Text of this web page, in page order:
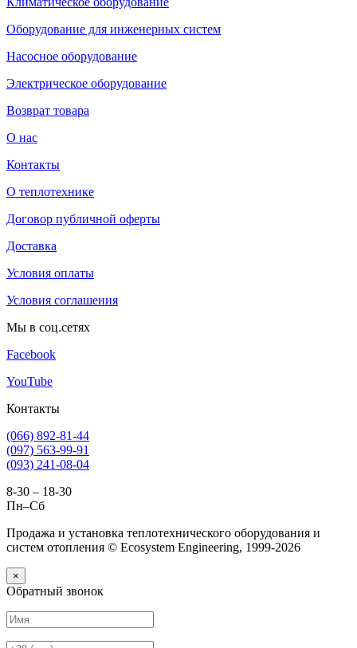
Оборудование для инженерных систем
Насосное оборудование
Электрическое оборудование
Возврат товара
О нас
Контакты
О теплотехнике
Договор публичной оферты
Доставка
Условия оплаты
Условия соглашения
Мы в соц.сетях
Facebook
YouTube
Контакты
(066) 892-81-44
(097) 563-99-91
(093) 241-08-04
8-30 – 18-30
Пн–Сб
Продажа и установка теплотехнического оборудования и
систем отопления © Ecosystem Engineering, 1999-2026
×
Обратный звонок